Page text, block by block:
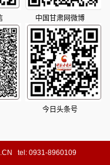
中国甘肃网微博
今日头条号
tel: 0931-8960109